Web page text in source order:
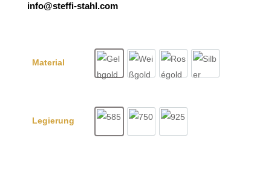
info@steffi-stahl.com
Material
Gelbgold
WeißgoldRoségold
Legierung